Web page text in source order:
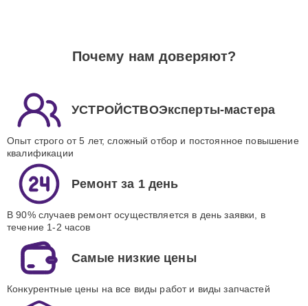
Почему нам доверяют?
УСТРОЙСТВОЭксперты-мастера
Опыт строго от 5 лет, сложный отбор и постоянное повышение
квалификации
Ремонт за 1 день
В 90% случаев ремонт осуществляется в день заявки, в
течение 1-2 часов
Самые низкие цены
Конкурентные цены на все виды работ и виды запчастей